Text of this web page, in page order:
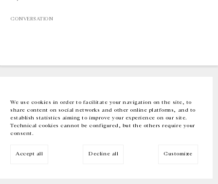
We use cookies in order to facilitate your navigation on the site, to
share content on social networks and other online platforms, and to
establish statistics aiming to improve your experience on our site.
Technical cookies cannot be configured, but the others require your
consent.
Accept all Decline all Customize
CONVERSATION
EN FR 中文 Facebook Instagram
Inscrivez-vous à notre newsletter